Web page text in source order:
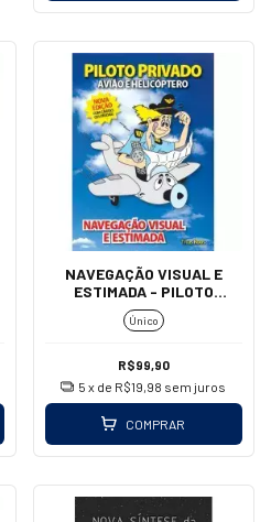
NAVEGAÇÃO VISUAL E
ESTIMADA - PILOTO
PRIVADO - TITUS ROOS
Único
R$99,90
5 x de R$19,98 sem juros
COMPRAR